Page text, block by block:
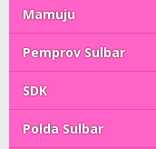
Mamuju
Pemprov Sulbar
SDK
Polda Sulbar